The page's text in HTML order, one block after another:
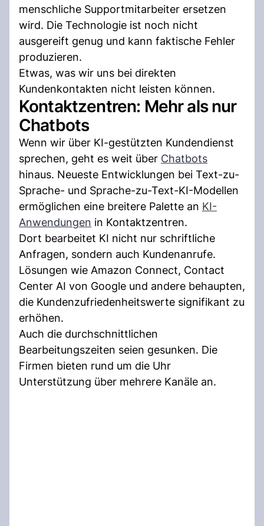
menschliche Supportmitarbeiter ersetzen
wird. Die Technologie ist noch nicht
ausgereift genug und kann faktische Fehler
produzieren.
Etwas, was wir uns bei direkten
Kundenkontakten nicht leisten können.
Kontaktzentren: Mehr als nur
Chatbots
Wenn wir über KI-gestützten Kundendienst
sprechen, geht es weit über Chatbots
hinaus. Neueste Entwicklungen bei Text-zu-
Sprache- und Sprache-zu-Text-KI-Modellen
ermöglichen eine breitere Palette an KI-
Anwendungen in Kontaktzentren.
Dort bearbeitet KI nicht nur schriftliche
Anfragen, sondern auch Kundenanrufe.
Lösungen wie Amazon Connect, Contact
Center AI von Google und andere behaupten,
die Kundenzufriedenheitswerte signifikant zu
erhöhen.
Auch die durchschnittlichen
Bearbeitungszeiten seien gesunken. Die
Firmen bieten rund um die Uhr
Unterstützung über mehrere Kanäle an.